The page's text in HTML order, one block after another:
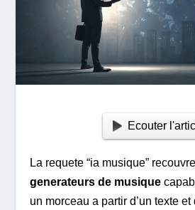
Ecouter
La requete “ia musique”
generateurs de musique
un morceau a partir d’un texte